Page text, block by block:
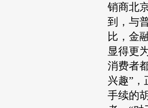
销商北
到，与
比，金
显得更
消费者
兴趣”，
手续的